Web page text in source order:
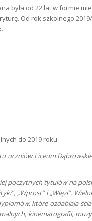
była od 22 lat w formie
Od rok szkolnego
do 2019 roku.
uczniów Liceum
poczytnych tytułów na
„Wprost” i „Więzi”.
które ozdabiają
kinematografii,